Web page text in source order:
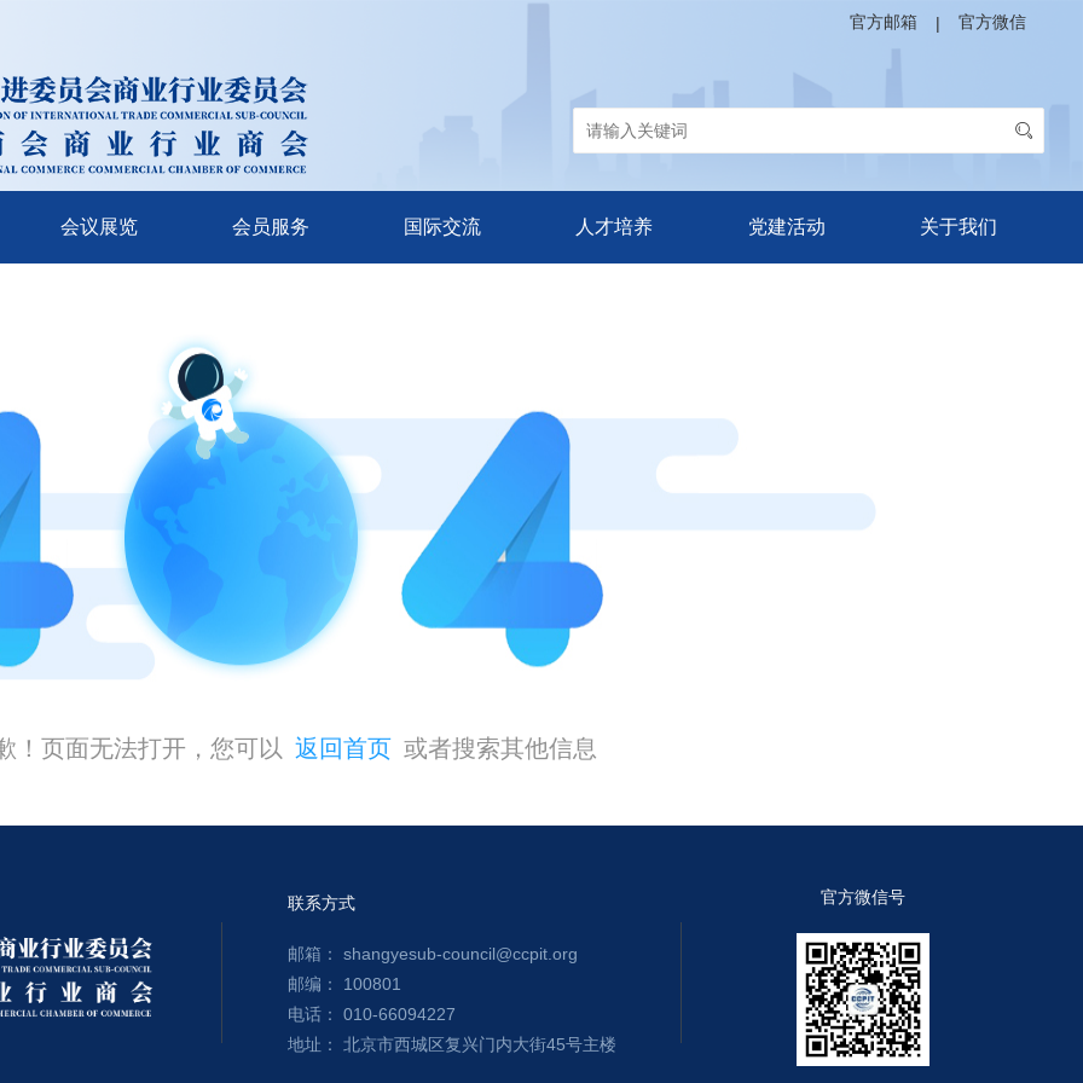
官方邮箱 | 官方微信
会议展览 会员服务 国际交流 人才培养 党建活动 关于我们
！页面无法打开，您可以 返回首页 或者搜索其他信息
联系方式
邮箱： shangyesub-council@ccpit.org
邮编： 100801
电话： 010-66094227
地址： 北京市西城区复兴门内大街45号主楼
官方微信号